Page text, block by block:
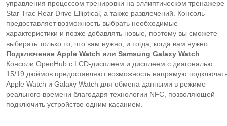
управления процессом тренировки на эллиптическом тренажере
Star Trac Rear Drive Elliptical, а также развлечений. Консоль
предоставляет возможность выбрать необходимые
характеристики и позже добавлять новые, поэтому вы сможете
выбирать только то, что вам нужно, и тогда, когда вам нужно.
Подключение Apple Watch или Samsung Galaxy Watch
Консоли OpenHub с LCD-дисплеем и дисплеем с диагональю
15/19 дюймов предоставляют возможность напрямую
Apple Watch и Galaxy Watch для обмена данными в режиме
реального времени благодаря технологии NFC, позволяющей
подключить устройство одним касанием.